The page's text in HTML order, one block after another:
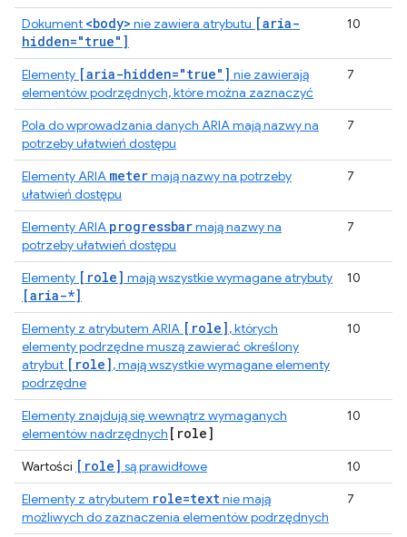
Dokument <body> nie zawiera atrybutu [aria-
hidden="true"]
10
Elementy [aria-hidden="true"] nie zawierają
elementów podrzędnych, które można zaznaczyć
7
Pola do wprowadzania danych ARIA mają nazwy na
potrzeby ułatwień dostępu
7
Elementy ARIA metermają nazwy na potrzeby
ułatwień dostępu
7
Elementy ARIA progressbarmają nazwy na
potrzeby ułatwień dostępu
7
Elementy [role] mają wszystkie wymagane atrybuty
[aria-*]
10
Elementy z atrybutem ARIA [role], których
elementy podrzędne muszą zawierać określony
atrybut [role], mają wszystkie wymagane elementy
podrzędne
10
Elementy znajdują się wewnątrz wymaganych
elementów nadrzędnych [role]
10
Wartości [role] są prawidłowe
10
Elementy z atrybutem role=textnie mają
możliwych do zaznaczenia elementów podrzędnych
7